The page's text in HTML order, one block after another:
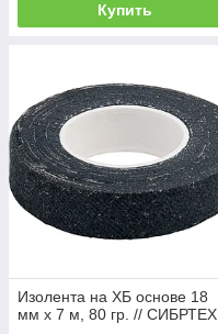
Купить
Изолента на ХБ основе 18
мм х 7 м, 80 гр. // СИБРТЕХ